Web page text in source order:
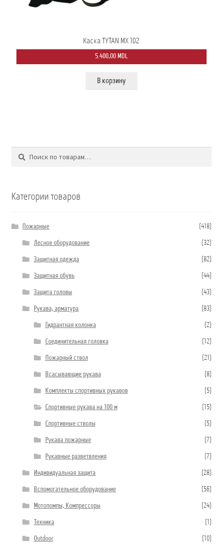
Каска TYTAN MX 102
5.400,00 MDL
В корзину
Искать:
Поиск
Категории товаров
Пожарные (418)
Лесное оборудование (32)
Защитная одежда (82)
Защитная обувь (44)
Защита головы (43)
Рукава, арматура (83)
Гидрантная колонка (2)
Соединительная головка (12)
Пожарный ствол (21)
Всасывающие рукава (8)
Комплекты спортивных рукавов (5)
Спортивные рукава на 100 м (15)
Спортивные стволы (5)
Рукава пожарные (7)
Рукавные разветвления (7)
Индивидуальная защита (28)
Вспомогательное оборудование (56)
Мотопомпы, Компрессоры (24)
Техника (1)
Outdoor (10)